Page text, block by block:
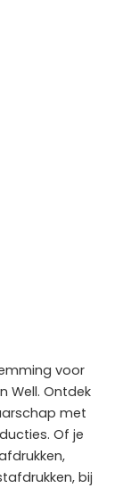
voor
Well. Ontdek
met
Of je
bij